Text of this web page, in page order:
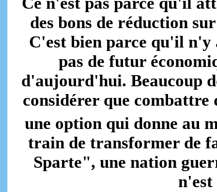
des bons de réduction
C'est bien parce qu'il
pas de futur
d'aujourd'hui. Beaucoup
considérer que combattre
une option qui donne au
train de transformer de
Sparte", une nation
n'est